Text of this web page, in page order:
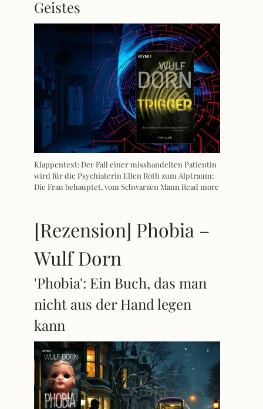
Geistes
Klappentext: Der Fall einer misshandelten Patientin
wird für die Psychiaterin Ellen Roth zum Alptraum:
Die Frau behauptet, vom Schwarzen Mann Read more
[Rezension] Phobia –
Wulf Dorn
'Phobia': Ein Buch, das man
nicht aus der Hand legen
kann